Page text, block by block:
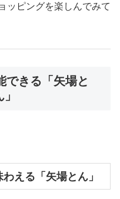
ッピングを楽しんでみて
できる「矢場と
える「矢場とん」